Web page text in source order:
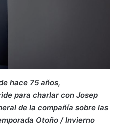
hace 75 años,
para charlar con Josep
de la compañía sobre las
Otoño / Invierno